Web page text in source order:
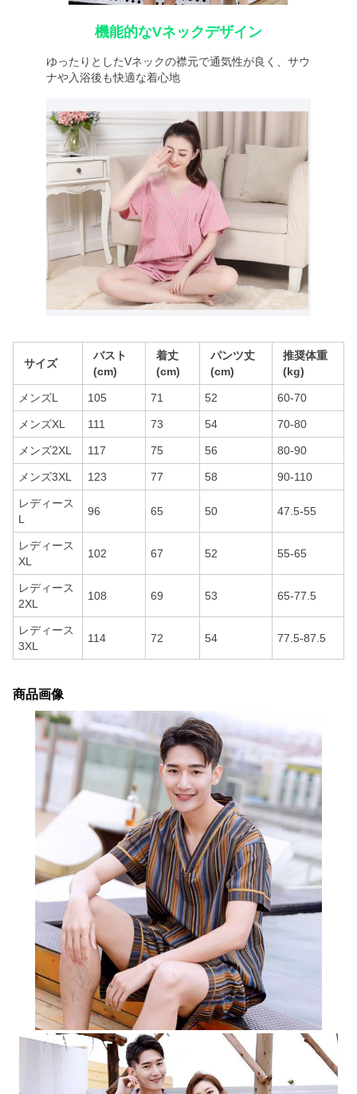
機能的なVネックデザイン
ゆったりとしたVネックの襟元で通気性が良く、サウ
ナや入浴後も快適な着心地
サイズ
バスト
(cm)
着丈
(cm)
パンツ丈
(cm)
推奨体重
(kg)
メンズL 105 71 52 60-70
メンズXL 111 73 54 70-80
メンズ2XL 117 75 56 80-90
メンズ3XL 123 77 58 90-110
レディース
L
96 65 50 47.5-55
レディース
XL
102 67 52 55-65
レディース
2XL
108 69 53 65-77.5
レディース
3XL
114 72 54 77.5-87.5
商品画像